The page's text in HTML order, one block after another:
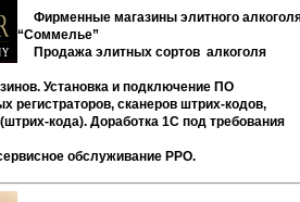
Фирменные магазины элитного
“Соммелье”
Продажа элитных сортов алкоголя
Установка и подключение ПО
регистраторов, сканеров штрих-кодов,
кода). Доработка 1С под требования
обслуживание РРО.